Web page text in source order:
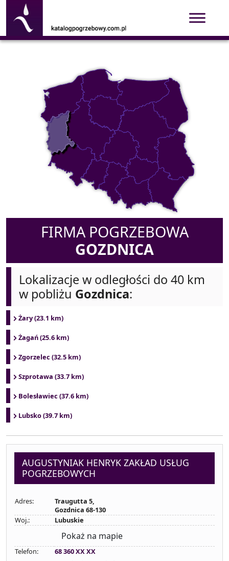
FIRMA POGRZEBOWA
GOZDNICA
Lokalizacje w odległości do 40 km
w pobliżu Gozdnica:
Żary (23.1 km)
Żagań (25.6 km)
Zgorzelec (32.5 km)
Szprotawa (33.7 km)
Bolesławiec (37.6 km)
Lubsko (39.7 km)
AUGUSTYNIAK HENRYK ZAKŁAD USŁUG
POGRZEBOWYCH
Adres:
Traugutta 5,
Gozdnica 68-130
Woj.:
Lubuskie
Pokaż na mapie
Telefon: 68 360 XX XX